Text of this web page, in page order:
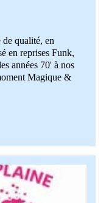
qualité, en
en reprises Funk,
années 70' à nos
Magique &